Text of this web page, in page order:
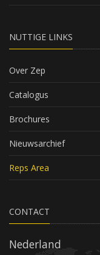
NUTTIGE LINKS
Over Zep
Catalogus
Brochures
Nieuwsarchief
Reps Area
CONTACT
Nederland